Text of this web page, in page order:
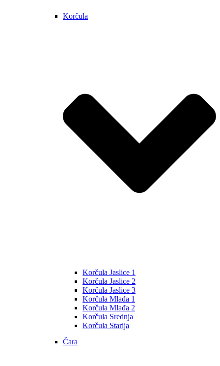
Korčula
Korčula Jaslice 1
Korčula Jaslice 2
Korčula Jaslice 3
Korčula Mlađa 1
Korčula Mlađa 2
Korčula Srednja
Korčula Starija
Čara